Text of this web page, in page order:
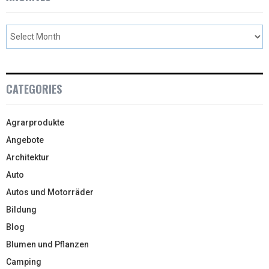
CATEGORIES
Agrarprodukte
Angebote
Architektur
Auto
Autos und Motorräder
Bildung
Blog
Blumen und Pflanzen
Camping